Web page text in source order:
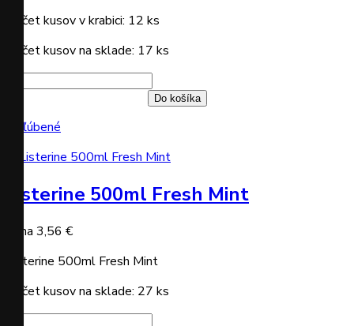
Počet kusov v krabici: 12 ks
Počet kusov na sklade: 17 ks
Do košíka
Obľúbené
Listerine 500ml Fresh Mint
Cena 3,56 €
Listerine 500ml Fresh Mint
Počet kusov na sklade: 27 ks